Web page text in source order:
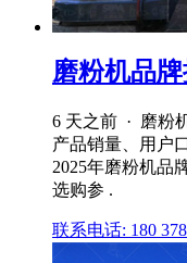
磨粉机品
6 天之前 · 磨粉
产品销量、用户
2025年磨粉机品
选购参 .
联系电话: 180